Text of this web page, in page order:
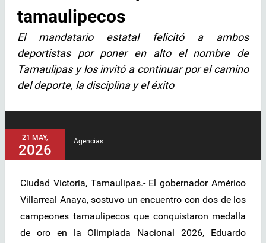
tamaulipecos
El mandatario estatal felicitó a ambos
deportistas por poner en alto el nombre de
Tamaulipas y los invitó a continuar por el camino
del deporte, la disciplina y el éxito
21 MAY,
2026
Agencias
Ciudad Victoria, Tamaulipas.- El gobernador Américo
Villarreal Anaya, sostuvo un encuentro con dos de los
campeones tamaulipecos que conquistaron medalla
de oro en la Olimpiada Nacional 2026, Eduardo